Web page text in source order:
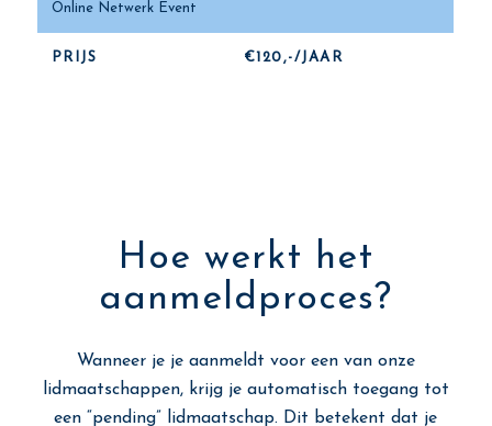
Online Netwerk Event
PRIJS €120,-/JAAR
Hoe werkt het
aanmeldproces?
Wanneer je je aanmeldt voor een van onze
lidmaatschappen, krijg je automatisch toegang tot
een “pending” lidmaatschap. Dit betekent dat je